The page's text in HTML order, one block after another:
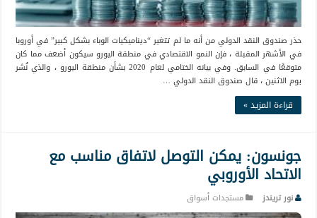
حذر صندوق النقد الدولي من أنه ما لم تتغير “ديناميكيات الوباء بشكل كبير” في أوروبا
في الأشهر المقبلة ، فإن النمو الاقتصادي في منطقة اليورو سيكون أضعف مما كان
متوقعًا في السابق. وفي بيانه الختامي لعام 2020 بشأن منطقة اليورو ، والذي نُشر
يوم الاثنين ، قال صندوق النقد الدولي …
قراءة المزيد »
جونسون: يمكن التوصل لاتفاق مناسب مع
الاتحاد الأوروبي
نور تريندز مستجدات أسواق